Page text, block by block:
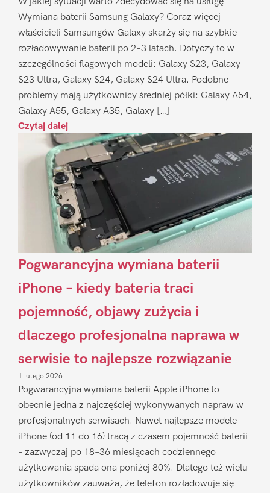
Wymiana baterii Samsung Galaxy? Coraz więcej
właścicieli Samsungów Galaxy skarży się na szybkie
rozładowywanie baterii po 2–3 latach. Dotyczy to w
szczególności flagowych modeli: Galaxy S23, Galaxy
S23 Ultra, Galaxy S24, Galaxy S24 Ultra. Podobne
problemy mają użytkownicy średniej półki: Galaxy A54,
Galaxy A55, Galaxy A35, Galaxy […]
Czytaj dalej
Pogwarancyjna wymiana baterii
iPhone – kiedy bateria traci
pojemność, objawy zużycia i
dlaczego profesjonalna naprawa w
serwisie to najlepsze rozwiązanie
1 lutego 2026
Pogwarancyjna wymiana baterii Apple iPhone to
obecnie jedna z najczęściej wykonywanych napraw w
profesjonalnych serwisach. Nawet najlepsze modele
iPhone (od 11 do 16) tracą z czasem pojemność baterii
– zazwyczaj po 18–36 miesiącach codziennego
użytkowania spada ona poniżej 80%. Dlatego też wielu
użytkowników zauważa, że telefon rozładowuje się